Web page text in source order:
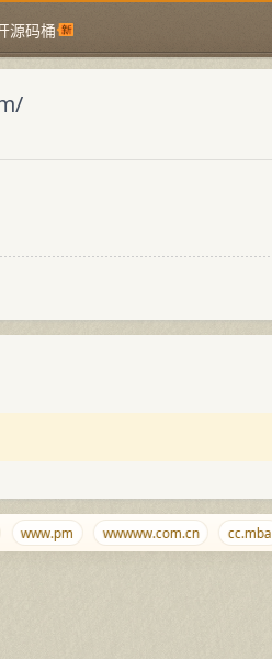
源码桶
www.pm wwwww.com.cn cc.mba